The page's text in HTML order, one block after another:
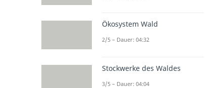
Ökosystem Wald
2/5 – Dauer: 04:32
Stockwerke des Waldes
3/5 – Dauer: 04:04